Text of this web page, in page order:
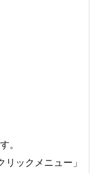
。
ックメニュー」